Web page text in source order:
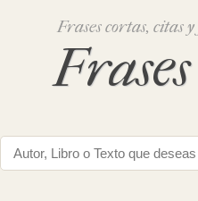
Frases cortas, citas